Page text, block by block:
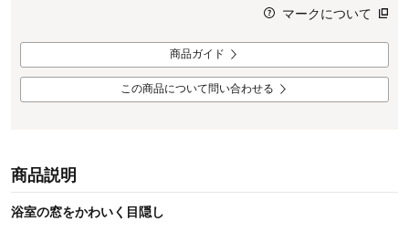
マークについて
商品ガイド
この商品について問い合わせる
商品説明
浴室の窓をかわいく目隠し